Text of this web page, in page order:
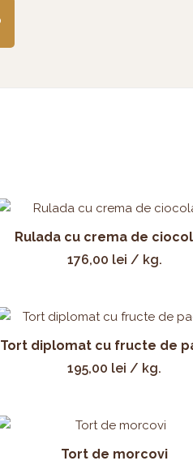
Rulada cu crema de
176,00 lei / kg.
Tort diplomat cu fructe de
195,00 lei / kg.
Tort de morcovi